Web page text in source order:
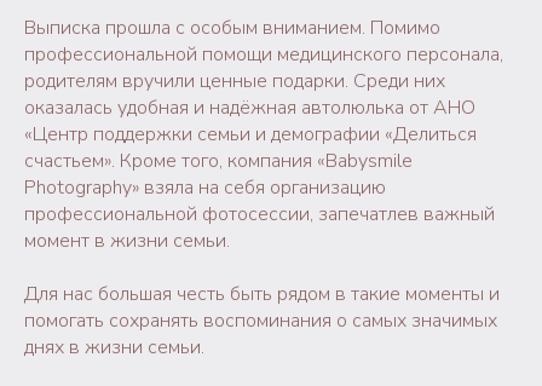
Выписка прошла с особым вниманием. Помимо
профессиональной помощи медицинского персонала,
родителям вручили ценные подарки. Среди них
оказалась удобная и надёжная автолюлька от АНО
«Центр поддержки семьи и демографии «Делиться
счастьем». Кроме того, компания «Babysmile
Photography» взяла на себя организацию
профессиональной фотосессии, запечатлев важный
момент в жизни семьи.
Для нас большая честь быть рядом в такие моменты и
помогать сохранять воспоминания о самых значимых
днях в жизни семьи.